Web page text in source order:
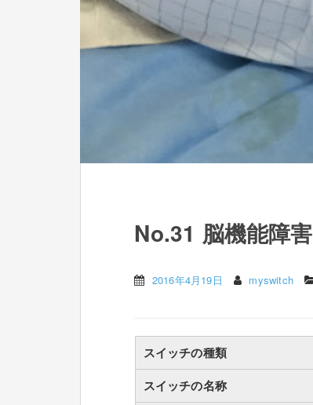
No.31 脳機能障害
2016年4月19日 myswitch
スイッチの種類
スイッチの名称